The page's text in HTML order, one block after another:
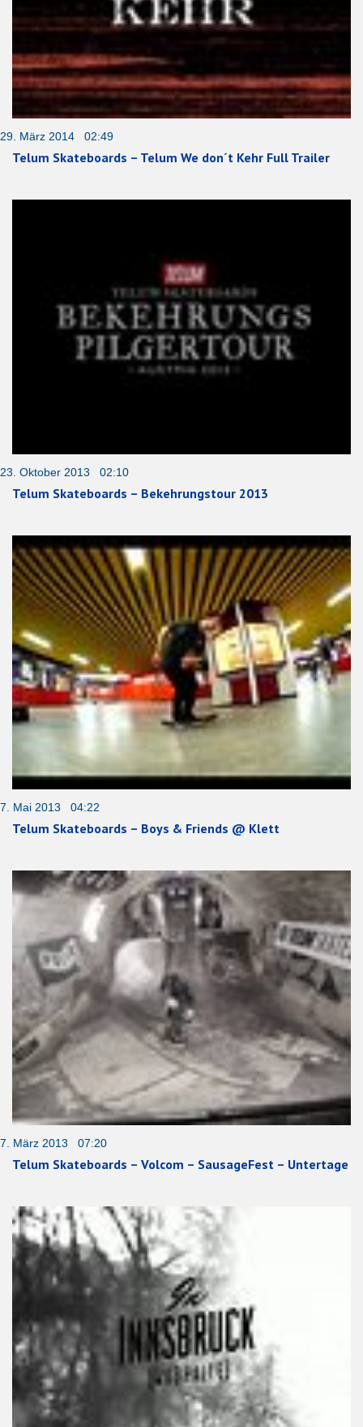
29. März 2014 02:49
Telum Skateboards – Telum We don´t Kehr Full Trailer
23. Oktober 2013 02:10
Telum Skateboards – Bekehrungstour 2013
7. Mai 2013 04:22
Telum Skateboards – Boys & Friends @ Klett
7. März 2013 07:20
Telum Skateboards – Volcom – SausageFest – Untertage